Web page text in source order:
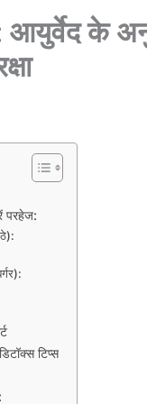
आयुर्वेद के
परहेज:
टिप्स